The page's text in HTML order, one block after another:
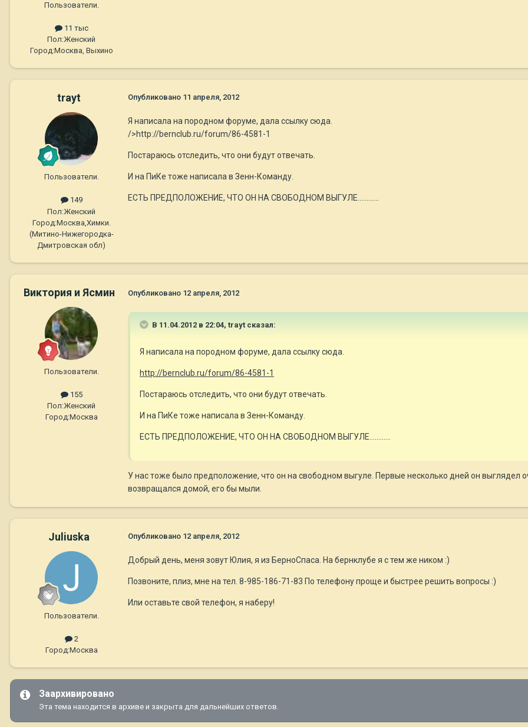
Пользователи.
11 тыс
Пол:Женский
Город:Москва, Выхино
trayt
Пользователи.
149
Пол:Женский
Город:Москва,Химки.
(Митино-Нижегородка-
Дмитровская обл)
Опубликовано 11 апреля, 2012
Я написала на породном форуме, дала ссылку сюда.
/>http://bernclub.ru/forum/86-4581-1
Постараюсь отследить, что они будут отвечать.
И на ПиКе тоже написала в Зенн-Команду.
ЕСТЬ ПРЕДПОЛОЖЕНИЕ, ЧТО ОН НА СВОБОДНОМ ВЫГУЛЕ............
Виктория и Ясмин
Пользователи.
155
Пол:Женский
Город:Москва
Опубликовано 12 апреля, 2012
В 11.04.2012 в 22:04, trayt сказал:
Я написала на породном форуме, дала ссылку сюда.
http://bernclub.ru/forum/86-4581-1
Постараюсь отследить, что они будут отвечать.
И на ПиКе тоже написала в Зенн-Команду.
ЕСТЬ ПРЕДПОЛОЖЕНИЕ, ЧТО ОН НА СВОБОДНОМ ВЫГУЛЕ............
У нас тоже было предположение, что он на свободном выгуле. Первые несколько дней он выглядел
возвращался домой, его бы мыли.
Juliuska
Пользователи.
2
Город:Москва
Опубликовано 12 апреля, 2012
Добрый день, меня зовут Юлия, я из БерноСпаса. На бернклубе я с тем же ником :)
Позвоните, плиз, мне на тел. 8-985-186-71-83 По телефону проще и быстрее решить вопросы :)
Или оставьте свой телефон, я наберу!
Заархивировано
Эта тема находится в архиве и закрыта для дальнейших ответов.